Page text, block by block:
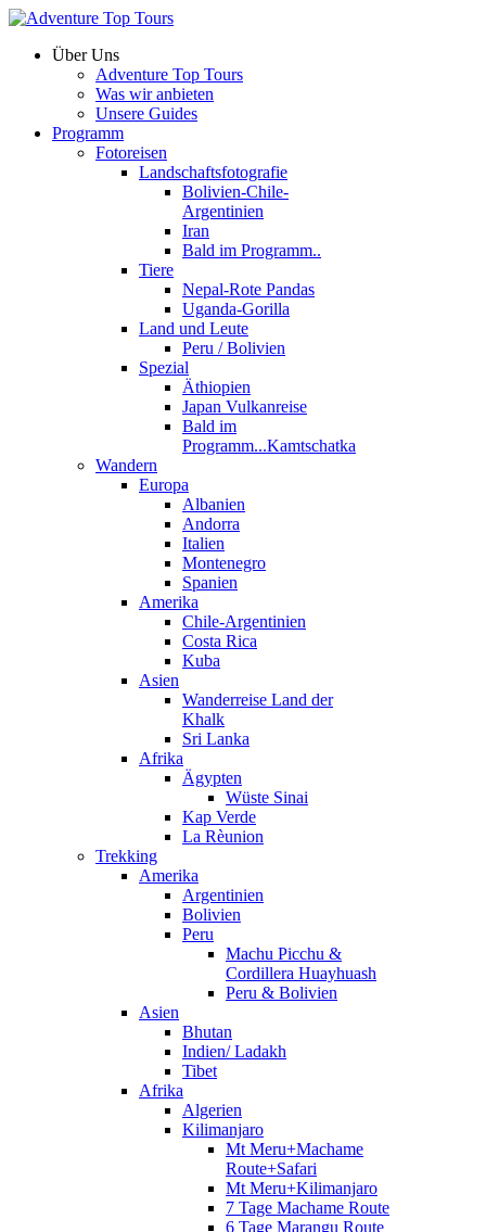
Über Uns
Adventure Top Tours
Was wir anbieten
Unsere Guides
Programm
Fotoreisen
Landschaftsfotografie
Bolivien-Chile-
Argentinien
Iran
Bald im Programm..
Tiere
Nepal-Rote Pandas
Uganda-Gorilla
Land und Leute
Peru / Bolivien
Spezial
Äthiopien
Japan Vulkanreise
Bald im
Programm...Kamtschatka
Wandern
Europa
Albanien
Andorra
Italien
Montenegro
Spanien
Amerika
Chile-Argentinien
Costa Rica
Kuba
Asien
Wanderreise Land der
Khalk
Sri Lanka
Afrika
Ägypten
Wüste Sinai
Kap Verde
La Rèunion
Trekking
Amerika
Argentinien
Bolivien
Peru
Machu Picchu &
Cordillera Huayhuash
Peru & Bolivien
Asien
Bhutan
Indien/ Ladakh
Tibet
Afrika
Algerien
Kilimanjaro
Mt Meru+Machame
Route+Safari
Mt Meru+Kilimanjaro
7 Tage Machame Route
6 Tage Marangu Route